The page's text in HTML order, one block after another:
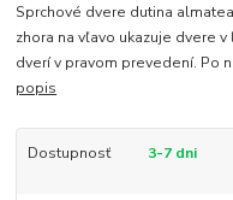
Sprchové dvere dutina
zhora na vľavo ukazuje dvere
dverí v pravom prevedení. Po
popis
Dostupnosť 3-7 dni